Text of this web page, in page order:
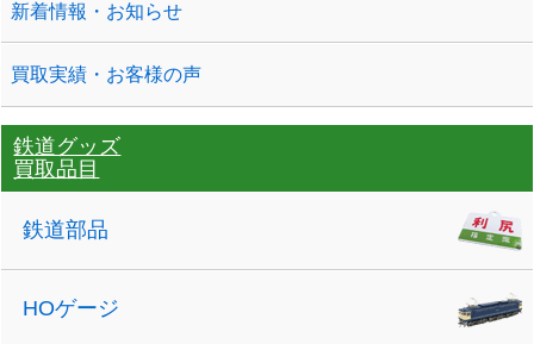
新着情報・お知らせ
買取実績・お客様の声
鉄道グッズ
買取品目
鉄道部品
HOゲージ